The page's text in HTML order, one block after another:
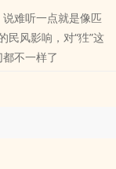
难听一点就是像匹
风影响，对“狌”这
不一样了